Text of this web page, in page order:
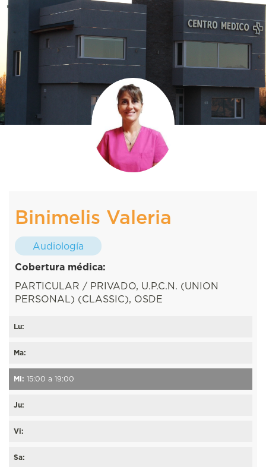
Binimelis Valeria
Audiología
Cobertura médica:
PARTICULAR / PRIVADO, U.P.C.N. (UNION
PERSONAL) (CLASSIC), OSDE
Lu:
Ma:
Mi: 15:00 a 19:00
Ju:
Vi:
Sa: